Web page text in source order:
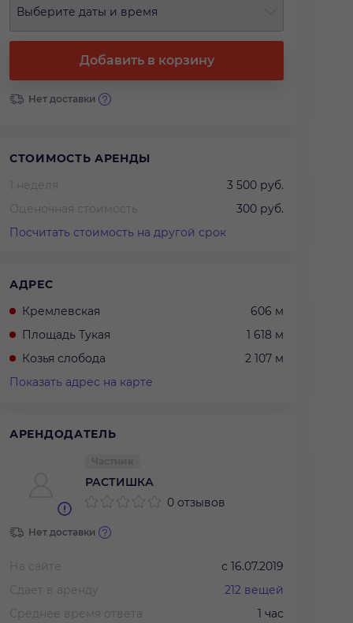
Выберите даты и время
Добавить в корзину
Нет доставки
СТОИМОСТЬ АРЕНДЫ
1 неделя
3 500 руб.
Оценочная стоимость
300 руб.
Посчитать стоимость на другой срок
АДРЕС
Кремлевская
606 м
Площадь Тукая
1 618 м
Козья слобода
2 107 м
Показать адрес на карте
АРЕНДОДАТЕЛЬ
РАСТИШКА
0 отзывов
Нет доставки
На сайте с 16.07.2019
Сдает в аренду
212 вещей
Среднее время ответа
1 час